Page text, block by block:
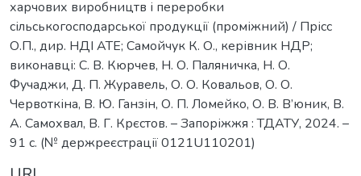
харчових виробництв і переробки
сільськогосподарської продукції (проміжний) / Прісс
О.П., дир. НДІ АТЕ; Самойчук К. О., керівник НДР;
виконавці: С. В. Кюрчев, Н. О. Паляничка, Н. О.
Фучаджи, Д. П. Журавель, О. О. Ковальов, О. О.
Червоткіна, В. Ю. Ганзін, О. П. Ломейко, О. В. В’юник, В.
А. Самохвал, В. Г. Крєстов. – Запоріжжя : ТДАТУ, 2024. –
91 с. (№ держреєстрації 0121U110201)